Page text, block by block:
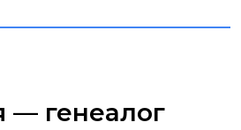
— генеалог